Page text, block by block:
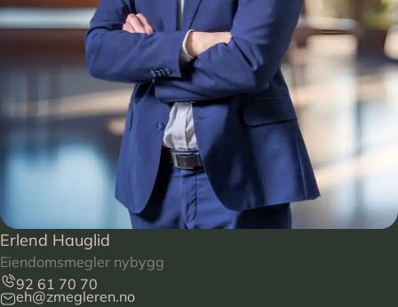
Erlend Hauglid
Eiendomsmegler nybygg
92 61 70 70
eh@zmegleren.no